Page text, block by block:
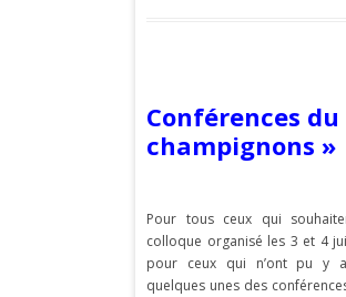
Conférences du
champignons »
Pour tous ceux qui
colloque organisé les 3 et 4
pour ceux qui n’ont pu y
quelques unes des